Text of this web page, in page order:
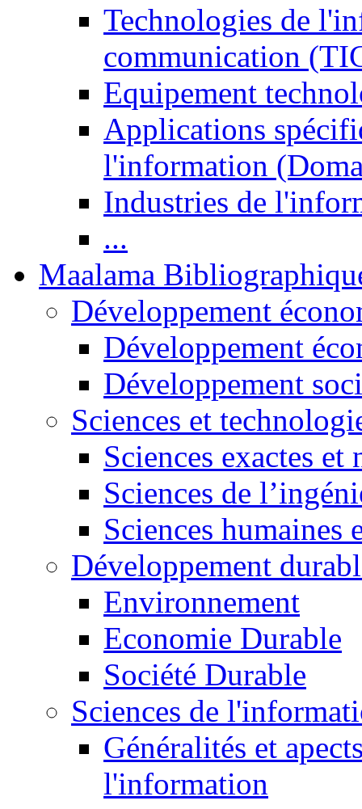
Technologies de
communication
Equipement
Applications
l'information
Industries de
...
Maalama
Développement
Développement
Développement
Sciences et
Sciences exactes et
Sciences de
Sciences humaines
Développement
Environnement
Economie Durable
Société Durable
Sciences de
Généralités et
l'information